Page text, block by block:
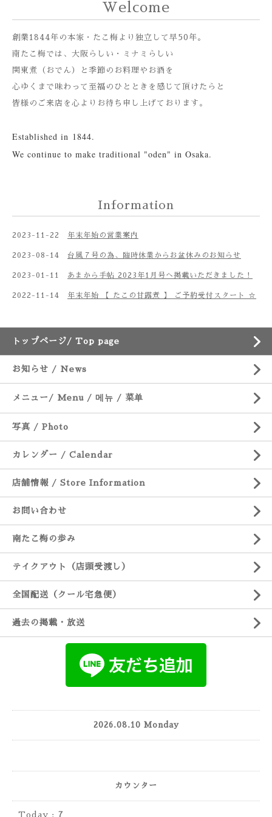
Welcome
創業1844年の本家・たこ梅より独立して早50年。
南たこ梅では、大阪らしい・ミナミらしい
関東煮（おでん）と季節のお料理やお酒を
心ゆくまで味わって至福のひとときを感じて頂けたらと
皆様のご来店を心よりお待ち申し上げております。
Established in 1844.
We continue to make traditional "oden" in Osaka.
Information
2023-11-22 年末年始の営業案内
2023-08-14 台風７号の為、臨時休業からお盆休みのお知らせ
2023-01-11 あまから手帖 2023年1月号へ掲載いただきました！
2022-11-14 年末年始 【 たこの甘露煮 】 ご予約受付スタート ☆
トップページ/ Top page
お知らせ / News
メニュー/ Menu / 메뉴 / 菜单
写真 / Photo
カレンダー / Calendar
店舗情報 / Store Information
お問い合わせ
南たこ梅の歩み
テイクアウト（店頭受渡し）
全国配送（クール宅急便）
過去の掲載・放送
2026.08.10 Monday
カウンター
Today : 7